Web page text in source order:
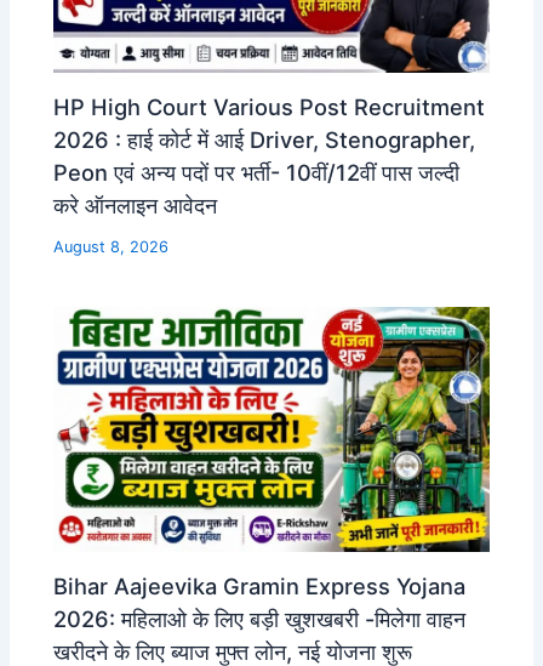
HP High Court Various Post Recruitment
2026 : हाई कोर्ट में आई Driver, Stenographer,
Peon एवं अन्य पदों पर भर्ती- 10वीं/12वीं पास जल्दी
करे ऑनलाइन आवेदन
August 8, 2026
Bihar Aajeevika Gramin Express Yojana
2026: महिलाओ के लिए बड़ी खुशखबरी -मिलेगा वाहन
खरीदने के लिए ब्याज मुफ्त लोन, नई योजना शुरू